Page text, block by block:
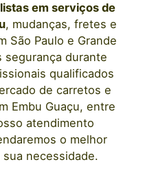
em serviços de
, mudanças, fretes e
São Paulo e Grande
segurança durante
qualificados
de carretos e
Embu Guaçu, entre
atendimento
o melhor
necessidade.